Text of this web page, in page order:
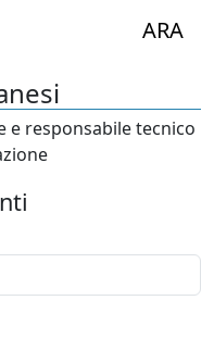
ARA
e responsabile tecnico